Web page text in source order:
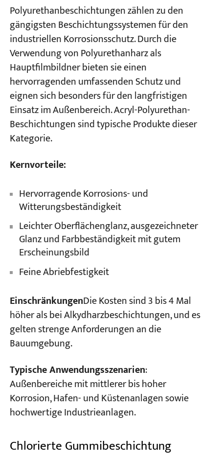
Polyurethanbeschichtungen zählen zu den
gängigsten Beschichtungssystemen für den
industriellen Korrosionsschutz. Durch die
Verwendung von Polyurethanharz als
Hauptfilmbildner bieten sie einen
hervorragenden umfassenden Schutz und
eignen sich besonders für den langfristigen
Einsatz im Außenbereich. Acryl-Polyurethan-
Beschichtungen sind typische Produkte dieser
Kategorie.
Kernvorteile:
Hervorragende Korrosions- und
Witterungsbeständigkeit
Leichter Oberflächenglanz, ausgezeichneter
Glanz und Farbbeständigkeit mit gutem
Erscheinungsbild
Feine Abriebfestigkeit
EinschränkungenDie Kosten sind 3 bis 4 Mal
höher als bei Alkydharzbeschichtungen, und es
gelten strenge Anforderungen an die
Bauumgebung.
Typische Anwendungsszenarien:
Außenbereiche mit mittlerer bis hoher
Korrosion, Hafen- und Küstenanlagen sowie
hochwertige Industrieanlagen.
Chlorierte Gummibeschichtung